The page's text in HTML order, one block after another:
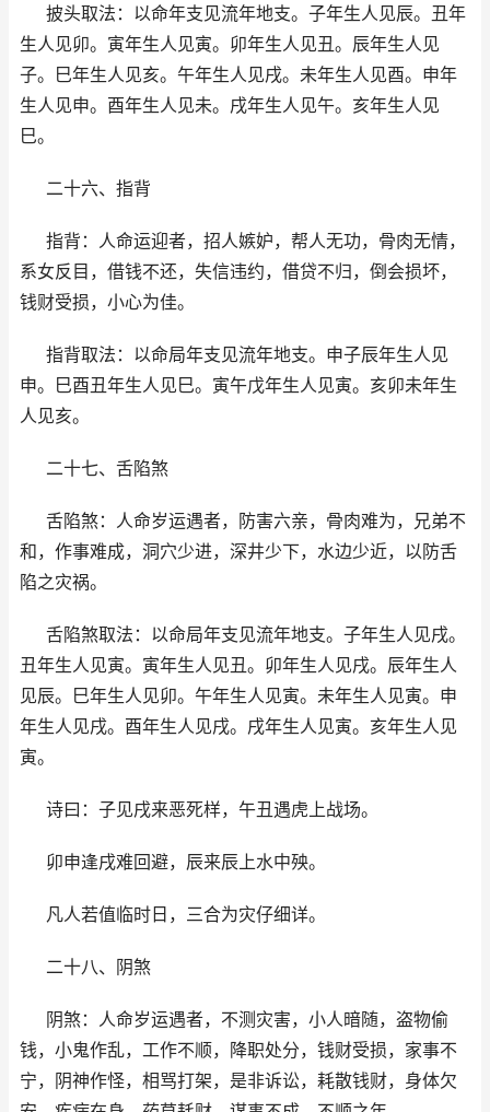
披头取法：以命年支见流年地支。子年生人见辰。丑年
生人见卯。寅年生人见寅。卯年生人见丑。辰年生人见
子。巳年生人见亥。午年生人见戌。未年生人见酉。申年
生人见申。酉年生人见未。戌年生人见午。亥年生人见
巳。
二十六、指背
指背：人命运迎者，招人嫉妒，帮人无功，骨肉无情，
系女反目，借钱不还，失信违约，借贷不归，倒会损坏，
钱财受损，小心为佳。
指背取法：以命局年支见流年地支。申子辰年生人见
申。巳酉丑年生人见巳。寅午戊年生人见寅。亥卯未年生
人见亥。
二十七、舌陷煞
舌陷煞：人命岁运遇者，防害六亲，骨肉难为，兄弟不
和，作事难成，洞穴少进，深井少下，水边少近，以防舌
陷之灾祸。
舌陷煞取法：以命局年支见流年地支。子年生人见戌。
丑年生人见寅。寅年生人见丑。卯年生人见戌。辰年生人
见辰。巳年生人见卯。午年生人见寅。未年生人见寅。申
年生人见戌。酉年生人见戌。戌年生人见寅。亥年生人见
寅。
诗曰：子见戌来恶死样，午丑遇虎上战场。
卯申逢戌难回避，辰来辰上水中殃。
凡人若值临时日，三合为灾仔细详。
二十八、阴煞
阴煞：人命岁运遇者，不测灾害，小人暗随，盗物偷
钱，小鬼作乱，工作不顺，降职处分，钱财受损，家事不
宁，阴神作怪，相骂打架，是非诉讼，耗散钱财，身体欠